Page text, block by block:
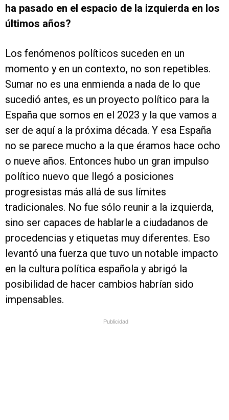
ha pasado en el espacio de la izquierda en los
últimos años?
Los fenómenos políticos suceden en un
momento y en un contexto, no son repetibles.
Sumar no es una enmienda a nada de lo que
sucedió antes, es un proyecto político para la
España que somos en el 2023 y la que vamos a
ser de aquí a la próxima década. Y esa España
no se parece mucho a la que éramos hace ocho
o nueve años. Entonces hubo un gran impulso
político nuevo que llegó a posiciones
progresistas más allá de sus límites
tradicionales. No fue sólo reunir a la izquierda,
sino ser capaces de hablarle a ciudadanos de
procedencias y etiquetas muy diferentes. Eso
levantó una fuerza que tuvo un notable impacto
en la cultura política española y abrigó la
posibilidad de hacer cambios habrían sido
impensables.
Publicidad